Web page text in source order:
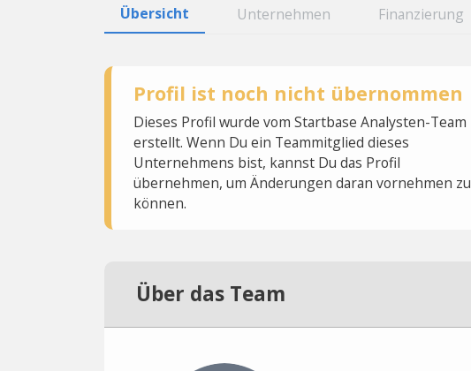
Übersicht Unternehmen Finanzierung
Profil ist noch nicht übernommen
Dieses Profil wurde vom Startbase Analysten-Team
erstellt. Wenn Du ein Teammitglied dieses
Unternehmens bist, kannst Du das Profil
übernehmen, um Änderungen daran vornehmen zu
können.
Über das Team